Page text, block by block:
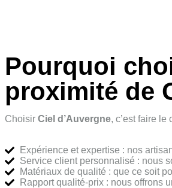
Pourquoi
proximité de
Choisir Ciel d’Auvergne, c’est faire
Expérience et expertise : nos
Service client personnalisé : nous
Matériaux de qualité : que ce soit
Rapport qualité-prix : nous offrons